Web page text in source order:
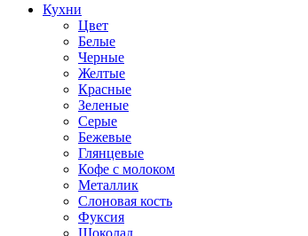
Кухни
Цвет
Белые
Черные
Желтые
Красные
Зеленые
Серые
Бежевые
Глянцевые
Кофе с молоком
Металлик
Слоновая кость
Фуксия
Шоколад